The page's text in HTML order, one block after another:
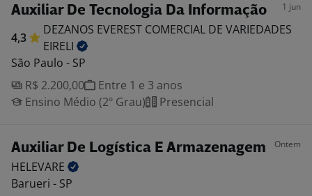
Auxiliar De Tecnologia Da Informação 1 jun
4,3
DEZANOS EVEREST COMERCIAL DE VARIEDADES
EIRELI
São Paulo - SP
R$ 2.200,00
Entre 1 e 3 anos
Ensino Médio (2º Grau)
Presencial
Auxiliar De Logística E Armazenagem Ontem
HELEVARE
Barueri - SP